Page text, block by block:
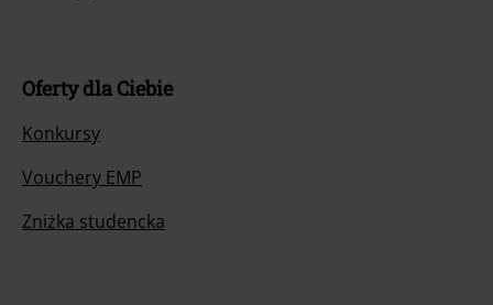
Oferty dla Ciebie
Konkursy
Vouchery EMP
Zniżka studencka